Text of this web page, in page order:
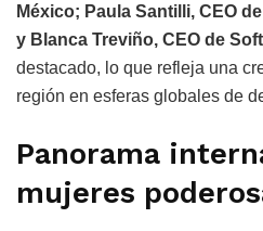
México; Paula Santilli, CEO
y Blanca Treviño, CEO de
destacado, lo que refleja una
región en esferas globales de
Panorama
mujeres